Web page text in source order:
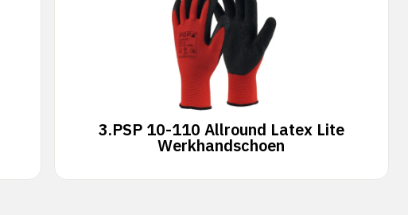
3.PSP 10-110 Allround Latex Lite
Werkhandschoen